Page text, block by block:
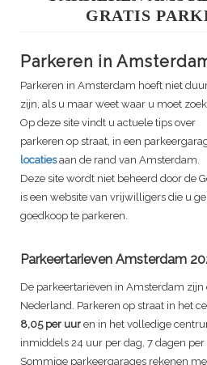
GRATIS
Parkeren in
Parkeren in Amsterdam hoeft niet
zijn, als u maar weet waar u moet
Op deze site vindt u actuele tips over
parkeren op straat, in een
locatiesaan de rand van Amsterdam.
Deze site wordt niet beheerd door de
is een website van vrijwilligers die u
goedkoop te parkeren.
Parkeertarieven Amsterdam
De parkeertarieven in Amsterdam zijn
Nederland. Parkeren op straat in het
8,05 per uur en in het volledige
inmiddels 24 uur per dag, 7 dagen
Sommige parkeergarages rekenen